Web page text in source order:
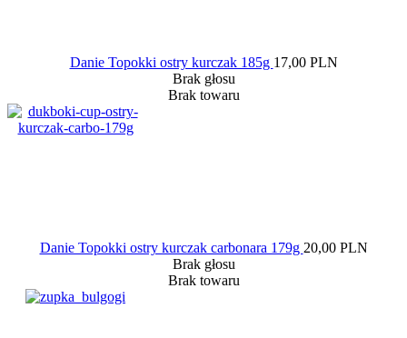
Danie Topokki ostry kurczak 185g 17,00 PLN
Brak głosu
Brak towaru
Danie Topokki ostry kurczak carbonara 179g 20,00 PLN
Brak głosu
Brak towaru